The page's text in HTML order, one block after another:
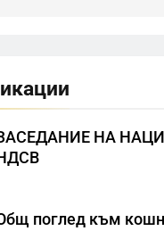
НА
поглед към